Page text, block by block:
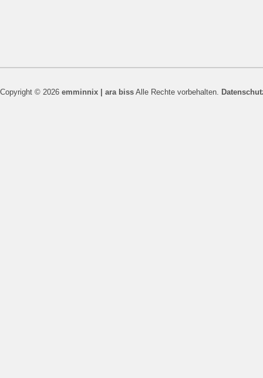
Copyright © 2026 emminnix | ara biss Alle Rechte vorbehalten.